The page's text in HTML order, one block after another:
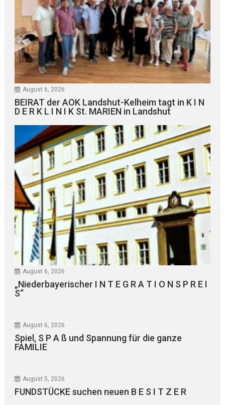
August 6, 2026
BEIRAT der AOK Landshut-Kelheim tagt in K I N
D E R K L I N I K St. MARIEN in Landshut
August 6, 2026
„Niederbayerischer I N T E G R A T I O N S P R E I
S“
August 6, 2026
Spiel, S P A ß und Spannung für die ganze
FAMILIE
August 5, 2026
FUNDSTÜCKE suchen neuen B E S I T Z E R